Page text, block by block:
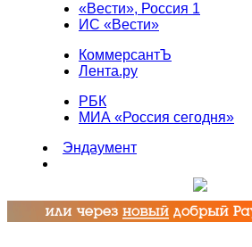
«Вести», Россия 1
ИС «Вести»
КоммерсантЪ
Лента.ру
РБК
МИА «Россия сегодня»
Эндаумент